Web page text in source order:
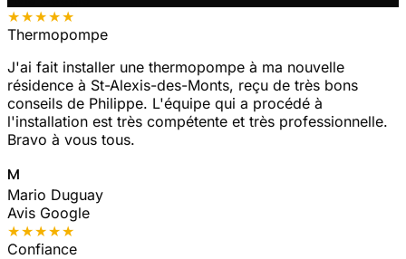
★★★★★
Thermopompe
J'ai fait installer une thermopompe à ma nouvelle
résidence à St-Alexis-des-Monts, reçu de très bons
conseils de Philippe. L'équipe qui a procédé à
l'installation est très compétente et très professionnelle.
Bravo à vous tous.
M
Mario Duguay
Avis Google
★★★★★
Confiance